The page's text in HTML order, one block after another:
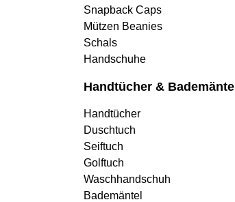
Snapback Caps
Mützen Beanies
Schals
Handschuhe
Handtücher & Bademäntel
Handtücher
Duschtuch
Seiftuch
Golftuch
Waschhandschuh
Bademäntel